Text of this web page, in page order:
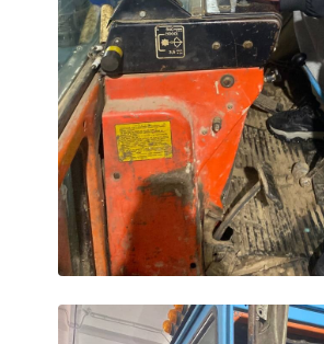
Министерство науки и
РФ
Главное управление по
наркотиков
Общероссийская база
России"
Сбербанк Онлайн -
образовательные услуги